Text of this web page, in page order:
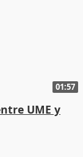
01:57
UME y